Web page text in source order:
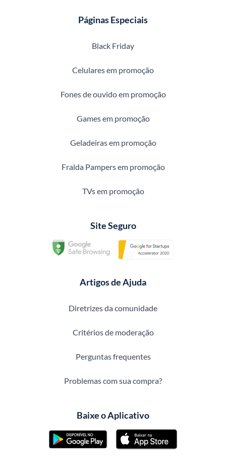
Páginas Especiais
Black Friday
Celulares em promoção
Fones de ouvido em promoção
Games em promoção
Geladeiras em promoção
Fralda Pampers em promoção
TVs em promoção
Site Seguro
Artigos de Ajuda
Diretrizes da comunidade
Critérios de moderação
Perguntas frequentes
Problemas com sua compra?
Baixe o Aplicativo